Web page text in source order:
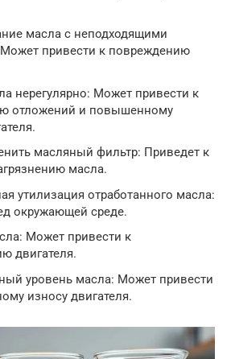
масла с неподходящими
привести к повреждению
нерегулярно: Может привести к
отложений и повышенному
масляный фильтр: Приведет к
масла.
утилизация отработанного масла:
окружающей среде.
Может привести к
двигателя.
уровень масла: Может привести
износу двигателя.